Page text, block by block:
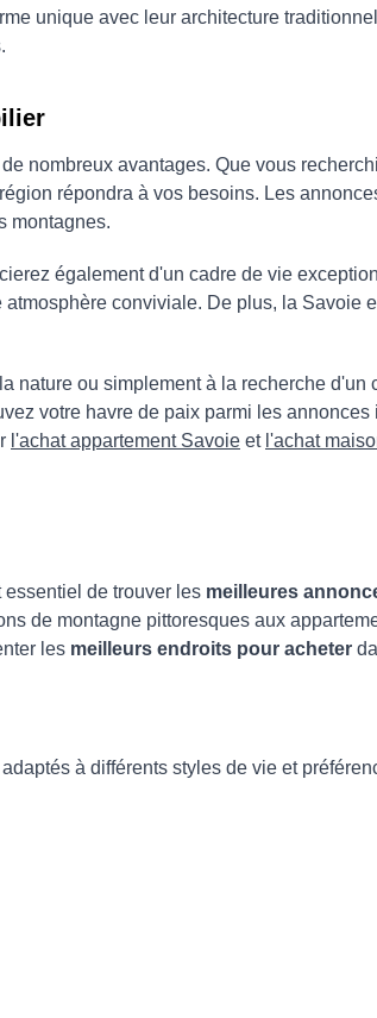
unique avec leur architecture
nombreux avantages. Que vous
répondra à vos besoins. Les
montagnes.
également d'un cadre de vie
conviviale. De plus, la
nature ou simplement à la recherche
votre havre de paix parmi les
l'achat appartement Savoie et l'achat
de trouver les meilleures
de montagne pittoresques aux
les meilleurs endroits pour acheter
à différents styles de vie et